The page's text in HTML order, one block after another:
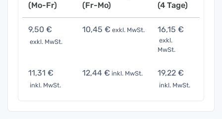
(Mo-Fr)
(Fr-Mo)
(4 Tage)
9,50 €
exkl. MwSt.
10,45 € exkl. MwSt. 16,15 €
exkl.
MwSt.
11,31 €
inkl. MwSt.
12,44 € inkl. MwSt. 19,22 €
inkl. MwSt.